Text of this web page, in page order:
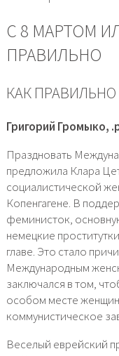
С 8 МАРТОМ
ПРАВИЛЬНО
КАК ПРАВИЛЬНО
Григорий Громыко,
Праздновать
предложила Клара
социалистической
Копенгагене. В
феминисток,
немецкие
главе. Это стало
Международным
заключался в том,
особом месте
коммунистическое
Веселый еврейский